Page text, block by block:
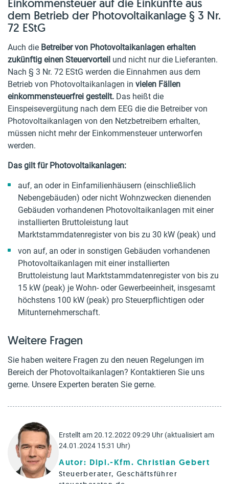
Einkommensteuer auf die Einkünfte aus
dem Betrieb der Photovoltaikanlage § 3 Nr.
72 EStG
Auch die Betreiber von Photovoltaikanlagen erhalten
zukünftig einen Steuervorteil und nicht nur die Lieferanten.
Nach § 3 Nr. 72 EStG werden die Einnahmen aus dem
Betrieb von Photovoltaikanlagen in vielen Fällen
einkommensteuerfrei gestellt. Das heißt die
Einspeisevergütung nach dem EEG die die Betreiber von
Photovoltaikanlagen von den Netzbetreibern erhalten,
müssen nicht mehr der Einkommensteuer unterworfen
werden.
Das gilt für Photovoltaikanlagen:
auf, an oder in Einfamilienhäusern (einschließlich
Nebengebäuden) oder nicht Wohnzwecken dienenden
Gebäuden vorhandenen Photovoltaikanlagen mit einer
installierten Bruttoleistung laut
Marktstammdatenregister von bis zu 30 kW (peak) und
von auf, an oder in sonstigen Gebäuden vorhandenen
Photovoltaikanlagen mit einer installierten
Bruttoleistung laut Marktstammdatenregister von bis zu
15 kW (peak) je Wohn- oder Gewerbeeinheit, insgesamt
höchstens 100 kW (peak) pro Steuerpflichtigen oder
Mitunternehmerschaft.
Weitere Fragen
Sie haben weitere Fragen zu den neuen Regelungen im
Bereich der Photovoltaikanlagen? Kontaktieren Sie uns
gerne. Unsere Experten beraten Sie gerne.
Erstellt am 20.12.2022 09:29 Uhr (aktualisiert am
24.01.2024 15:31 Uhr)
Autor: Dipl.-Kfm. Christian Gebert
Steuerberater, Geschäftsführer